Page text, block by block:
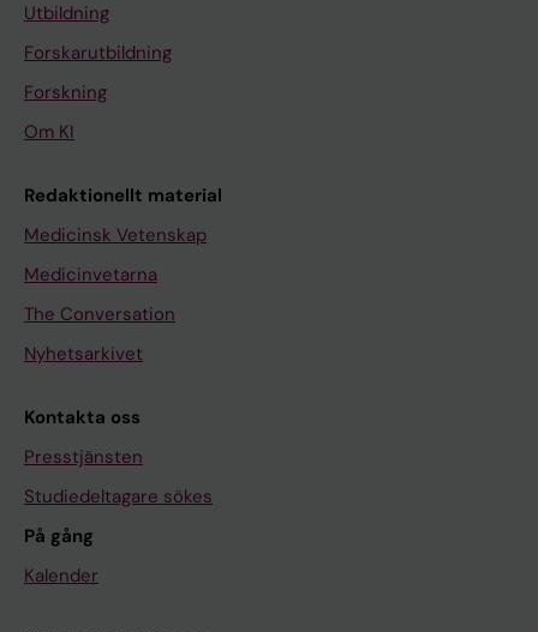
Utbildning
Forskarutbildning
Forskning
Om KI
Redaktionellt material
Medicinsk Vetenskap
Medicinvetarna
The Conversation
Nyhetsarkivet
Kontakta oss
Presstjänsten
Studiedeltagare sökes
På gång
Kalender